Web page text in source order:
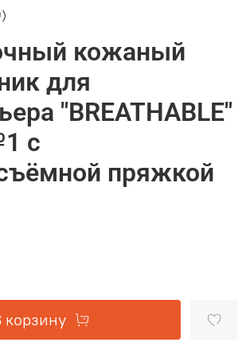
кожаный
для
"BREATHABLE"
с
пряжкой
корзину